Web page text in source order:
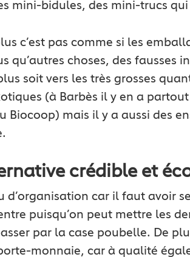
mini-bidules, des mini-trucs
c’est pas comme si les
qu’autres choses, des fausses
soit vers les très grosses
(à Barbès il y en a
Biocoop) mais il y a aussi des
crédible et
d’organisation car il faut avoir
puisqu’on peut mettre les
par la case poubelle. De
monnaie, car à qualité